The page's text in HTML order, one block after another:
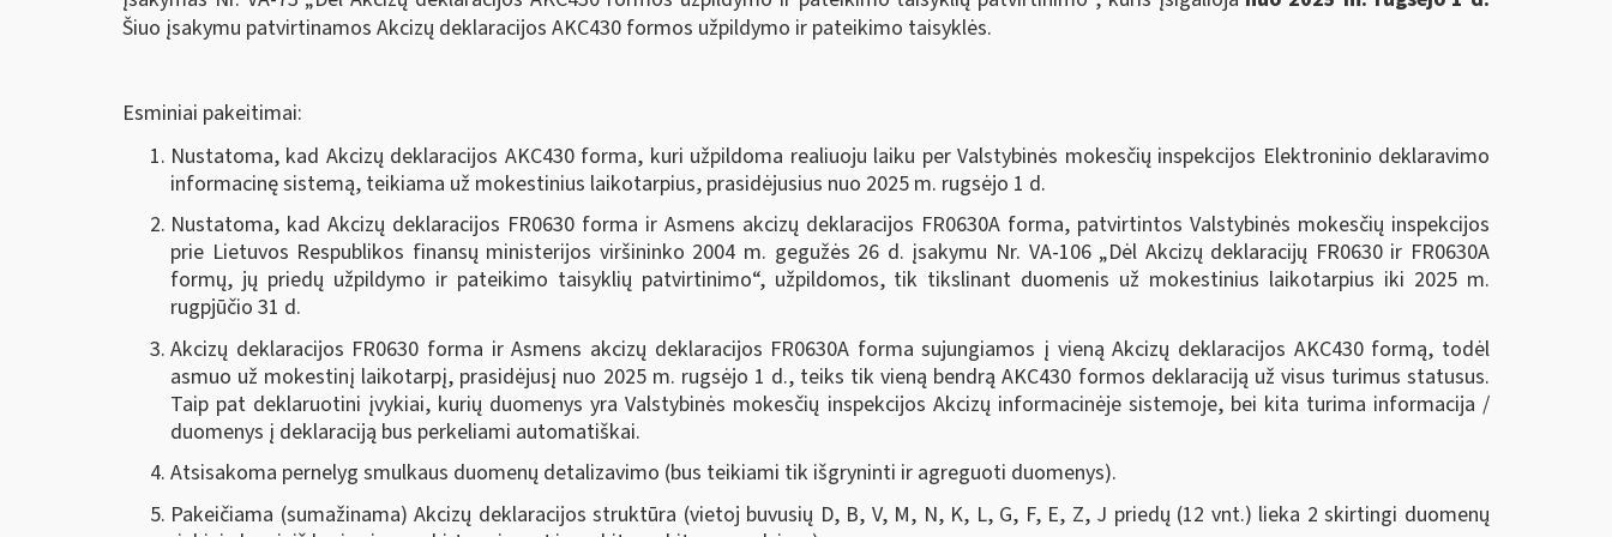
Šiuo įsakymu patvirtinamos Akcizų deklaracijos AKC430 formos užpildymo ir pateikimo taisyklės.
Esminiai pakeitimai:
Nustatoma, kad Akcizų deklaracijos AKC430 forma, kuri užpildoma realiuoju laiku per Valstybinės mokesčių inspekcijos Elektroninio deklaravimo
informacinę sistemą, teikiama už mokestinius laikotarpius, prasidėjusius nuo 2025 m. rugsėjo 1 d.
Nustatoma, kad Akcizų deklaracijos FR0630 forma ir Asmens akcizų deklaracijos FR0630A forma, patvirtintos Valstybinės mokesčių inspekcijos
prie Lietuvos Respublikos finansų ministerijos viršininko 2004 m. gegužės 26 d. įsakymu Nr. VA-106 „Dėl Akcizų deklaracijų FR0630 ir FR0630A
formų, jų priedų užpildymo ir pateikimo taisyklių patvirtinimo“, užpildomos, tik tikslinant duomenis už mokestinius laikotarpius iki 2025 m.
rugpjūčio 31 d.
Akcizų deklaracijos FR0630 forma ir Asmens akcizų deklaracijos FR0630A forma sujungiamos į vieną Akcizų deklaracijos AKC430 formą, todėl
asmuo už mokestinį laikotarpį, prasidėjusį nuo 2025 m. rugsėjo 1 d., teiks tik vieną bendrą AKC430 formos deklaraciją už visus turimus statusus.
Taip pat deklaruotini įvykiai, kurių duomenys yra Valstybinės mokesčių inspekcijos Akcizų informacinėje sistemoje, bei kita turima informacija /
duomenys į deklaraciją bus perkeliami automatiškai.
Atsisakoma pernelyg smulkaus duomenų detalizavimo (bus teikiami tik išgryninti ir agreguoti duomenys).
Pakeičiama (sumažinama) Akcizų deklaracijos struktūra (vietoj buvusių D, B, V, M, N, K, L, G, F, E, Z, J priedų (12 vnt.) lieka 2 skirtingi duomenų